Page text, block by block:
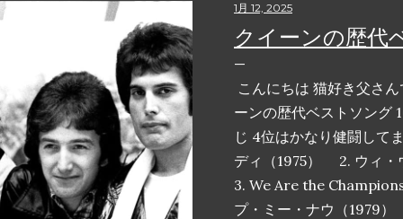
1月 12, 2025
クイーンの歴代
こんにちは 猫好き父さ
ーンの歴代ベストソング
じ 4位はかなり健闘し
ディ（1975） 2. ウィ・
3. We Are the
プ・ミー・ナウ（1979